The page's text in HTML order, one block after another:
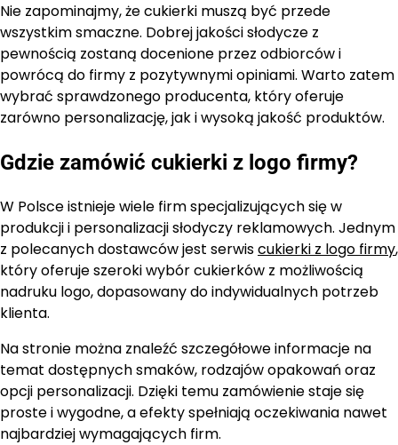
Nie zapominajmy, że cukierki muszą być przede
wszystkim smaczne. Dobrej jakości słodycze z
pewnością zostaną docenione przez odbiorców i
powrócą do firmy z pozytywnymi opiniami. Warto zatem
wybrać sprawdzonego producenta, który oferuje
zarówno personalizację, jak i wysoką jakość produktów.
Gdzie zamówić cukierki z logo firmy?
W Polsce istnieje wiele firm specjalizujących się w
produkcji i personalizacji słodyczy reklamowych. Jednym
z polecanych dostawców jest serwiscukierki z logo firmy,
który oferuje szeroki wybór cukierków z możliwością
nadruku logo, dopasowany do indywidualnych potrzeb
klienta.
Na stronie można znaleźć szczegółowe informacje na
temat dostępnych smaków, rodzajów opakowań oraz
opcji personalizacji. Dzięki temu zamówienie staje się
proste i wygodne, a efekty spełniają oczekiwania nawet
najbardziej wymagających firm.